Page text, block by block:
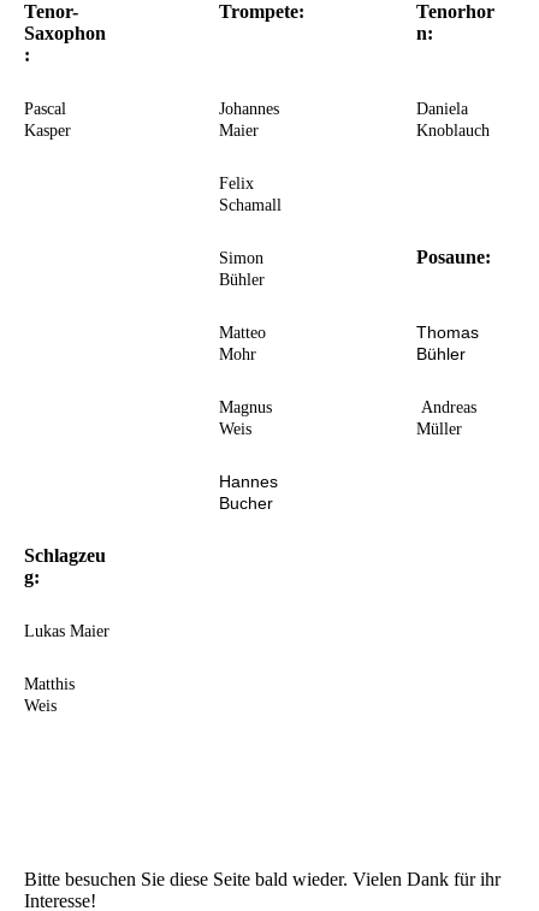
Tenor-
Saxophon
:
Trompete:
Tenorhor
n:
Pascal
Kasper
Johannes
Maier
Daniela
Knoblauch
Felix
Schamall
Simon
Bühler
Posaune:
Matteo
Mohr
Thomas
Bühler
Magnus
Weis
Andreas
Müller
Hannes
Bucher
Schlagzeu
g:
Lukas Maier
Matthis
Weis
Bitte besuchen Sie diese Seite bald wieder. Vielen Dank für ihr
Interesse!